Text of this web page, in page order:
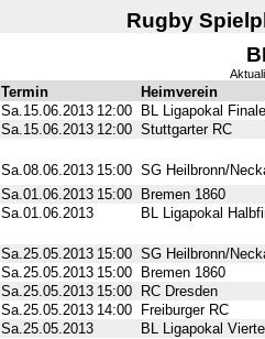
Rugby
Termin
Heimverein
Sa.15.06.2013 12:00
BL Ligapokal Finale
Sa.15.06.2013 12:00 Stuttgarter RC
Sa.08.06.2013 15:00 SG Heilbronn/
Sa.01.06.2013 15:00
Bremen 1860
Sa.01.06.2013
BL Ligapokal
Sa.25.05.2013 15:00 SG Heilbronn/
Sa.25.05.2013 15:00
Bremen 1860
Sa.25.05.2013 15:00
RC Dresden
Sa.25.05.2013 14:00
Freiburger RC
Sa.25.05.2013
BL Ligapokal